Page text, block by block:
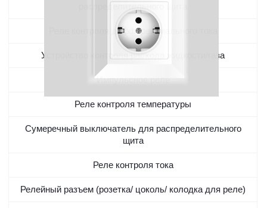
распределительного щита
Реле контроля дифференциального тока
Устройство контроля расхода жидкости/газа
Импульсное реле
Реле контроля температуры
Сумеречный выключатель для распределительного
щита
Реле контроля тока
Релейный разъем (розетка/ цоколь/ колодка для реле)